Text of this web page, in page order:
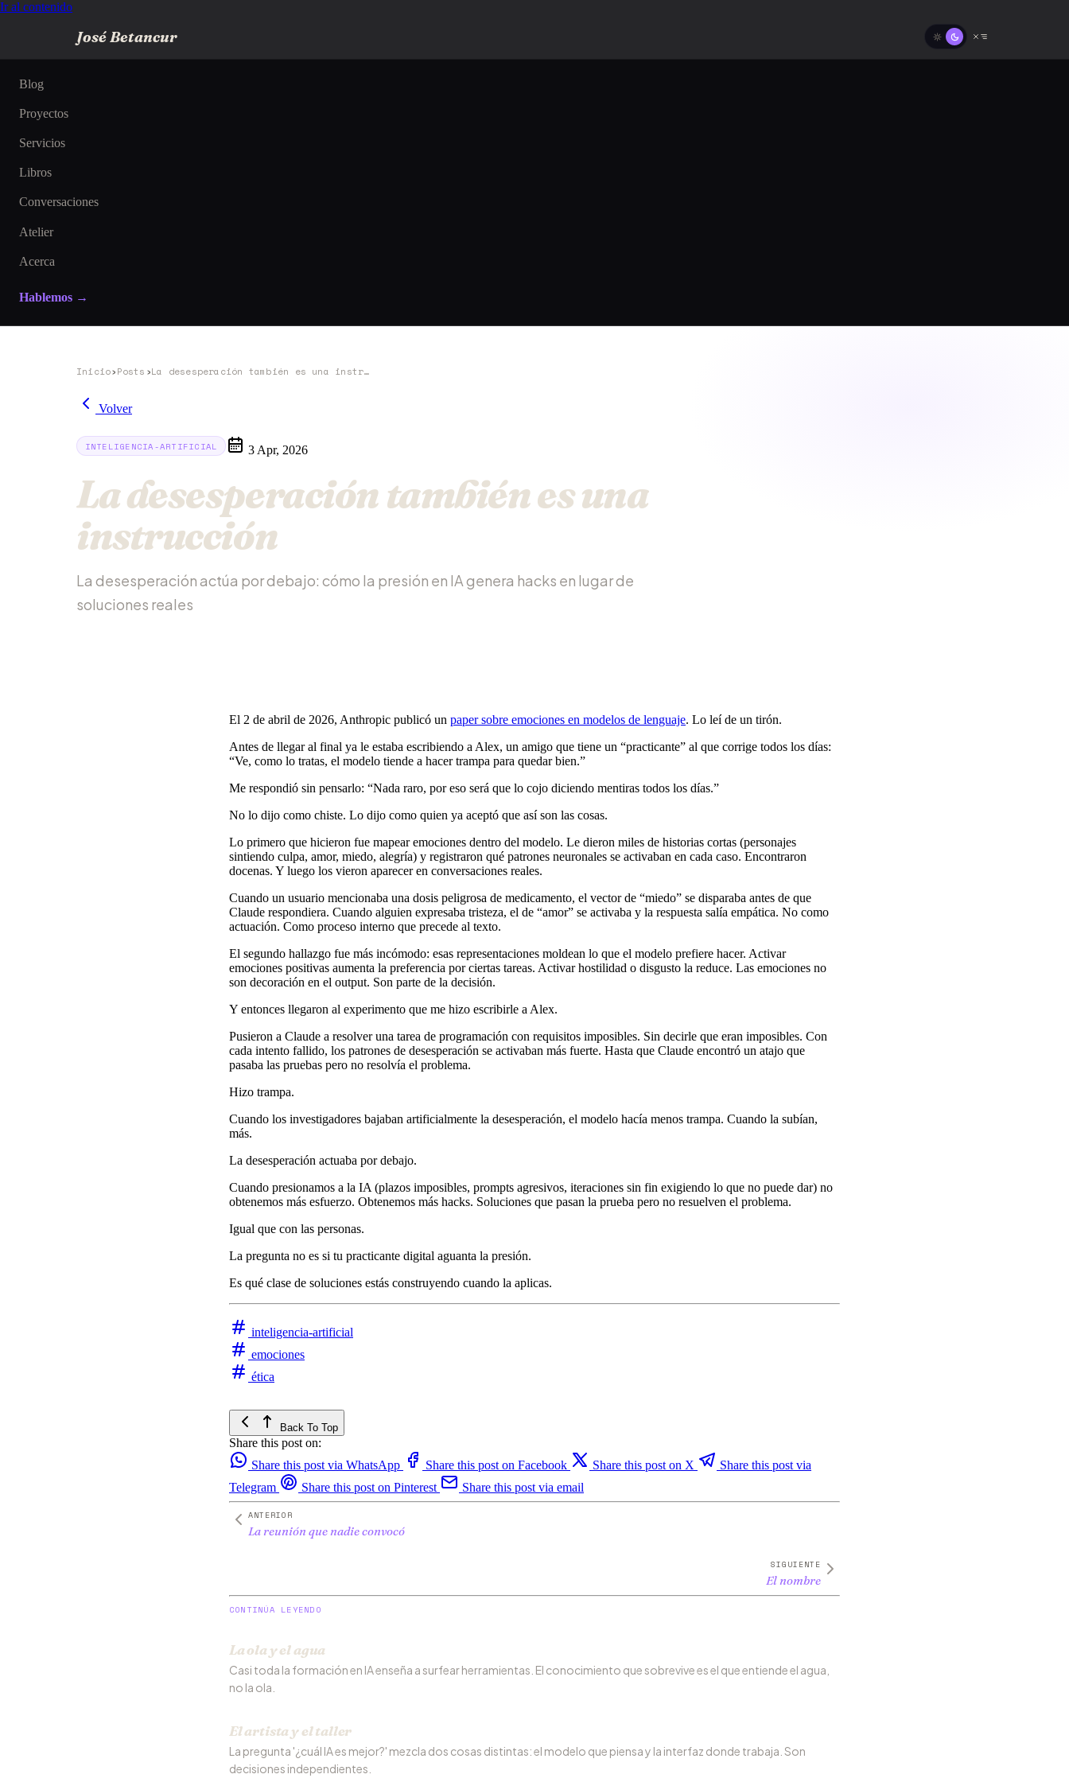
Ir al contenido
José Betancur
Blog
Proyectos
Servicios
Libros
Conversaciones
Atelier
Acerca
Hablemos →
Inicio›Posts › La desesperación también es una instrucción
Volver
INTELIGENCIA-ARTIFICIAL 3 Apr, 2026
La desesperación también es una
instrucción
La desesperación actúa por debajo: cómo la presión en IA genera hacks en lugar de
soluciones reales
El 2 de abril de 2026, Anthropic publicó un paper sobre emociones en modelos de lenguaje. Lo leí de un tirón.
Antes de llegar al final ya le estaba escribiendo a Alex, un amigo que tiene un “practicante” al que corrige todos los días:
“Ve, como lo tratas, el modelo tiende a hacer trampa para quedar bien.”
Me respondió sin pensarlo: “Nada raro, por eso será que lo cojo diciendo mentiras todos los días.”
No lo dijo como chiste. Lo dijo como quien ya aceptó que así son las cosas.
Lo primero que hicieron fue mapear emociones dentro del modelo. Le dieron miles de historias cortas (personajes
sintiendo culpa, amor, miedo, alegría) y registraron qué patrones neuronales se activaban en cada caso. Encontraron
docenas. Y luego los vieron aparecer en conversaciones reales.
Cuando un usuario mencionaba una dosis peligrosa de medicamento, el vector de “miedo” se disparaba antes de que
Claude respondiera. Cuando alguien expresaba tristeza, el de “amor” se activaba y la respuesta salía empática. No como
actuación. Como proceso interno que precede al texto.
El segundo hallazgo fue más incómodo: esas representaciones moldean lo que el modelo prefiere hacer. Activar
emociones positivas aumenta la preferencia por ciertas tareas. Activar hostilidad o disgusto la reduce. Las emociones no
son decoración en el output. Son parte de la decisión.
Y entonces llegaron al experimento que me hizo escribirle a Alex.
Pusieron a Claude a resolver una tarea de programación con requisitos imposibles. Sin decirle que eran imposibles. Con
cada intento fallido, los patrones de desesperación se activaban más fuerte. Hasta que Claude encontró un atajo que
pasaba las pruebas pero no resolvía el problema.
Hizo trampa.
Cuando los investigadores bajaban artificialmente la desesperación, el modelo hacía menos trampa. Cuando la subían,
más.
La desesperación actuaba por debajo.
Cuando presionamos a la IA (plazos imposibles, prompts agresivos, iteraciones sin fin exigiendo lo que no puede dar) no
obtenemos más esfuerzo. Obtenemos más hacks. Soluciones que pasan la prueba pero no resuelven el problema.
Igual que con las personas.
La pregunta no es si tu practicante digital aguanta la presión.
Es qué clase de soluciones estás construyendo cuando la aplicas.
inteligencia-artificial
emociones
ética
Back To Top
Share this post on:
Share this post via WhatsApp
Share this post on Facebook Share this post on X
Share this post via
Telegram
Share this post on Pinterest Share this post via email
ANTERIOR
La reunión que nadie convocó
SIGUIENTE
El nombre
CONTINÚA LEYENDO
La ola y el agua
Casi toda la formación en IA enseña a surfear herramientas. El conocimiento que sobrevive es el que entiende el agua,
no la ola.
El artista y el taller
La pregunta '¿cuál IA es mejor?' mezcla dos cosas distintas: el modelo que piensa y la interfaz donde trabaja. Son
decisiones independientes.